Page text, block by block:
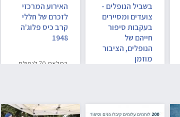
בשביל הנופלים -
צועדים ומסיירים
בעקבות סיפור
חייהם של
הנופלים, הציבור
מוזמן
בשבילי הארץ
בעקבות סיפור…
האירוע המרכזי
לזכרם של חללי
קרב כיס פלוג'ה
1948
במלאת 70 לנפילת